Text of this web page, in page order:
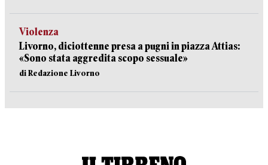
Violenza
Livorno, diciottenne presa a pugni in piazza Attias:
«Sono stata aggredita scopo sessuale»
di Redazione Livorno